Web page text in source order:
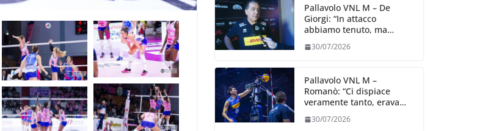
Pallavolo VNL M – De
Giorgi: “In attacco
abbiamo tenuto, ma
dalla prestazione in
30/07/2026
Pallavolo VNL M –
Romanò: “Ci dispiace
veramente tanto, eravamo
impareremo”
30/07/2026